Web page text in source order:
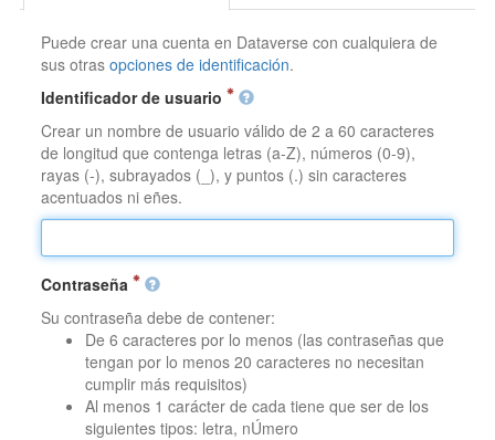
Puede crear una cuenta en Dataverse con cualquiera de
sus otrasopciones de identificación.
Identificador de usuario
Crear un nombre de usuario válido de 2 a 60 caracteres
de longitud que contenga letras (a-Z), números (0-9),
rayas (-), subrayados (_), y puntos (.) sin caracteres
acentuados ni eñes.
Contraseña
Su contraseña debe de contener:
De 6 caracteres por lo menos (las contraseñas que
tengan por lo menos 20 caracteres no necesitan
cumplir más requisitos)
Al menos 1 carácter de cada tiene que ser de los
siguientes tipos: letra, nÚmero